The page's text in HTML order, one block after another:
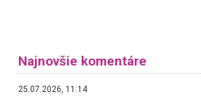
Najnovšie komentáre
25.07.2026, 11:14